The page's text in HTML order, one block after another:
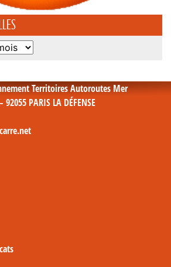
Territoires Autoroutes Mer
PARIS LA DÉFENSE